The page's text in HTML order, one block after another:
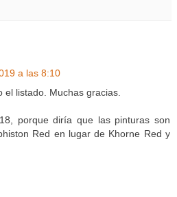
a las 8:10
el listado. Muchas gracias.
porque diría que las pinturas son
Red en lugar de Khorne Red y